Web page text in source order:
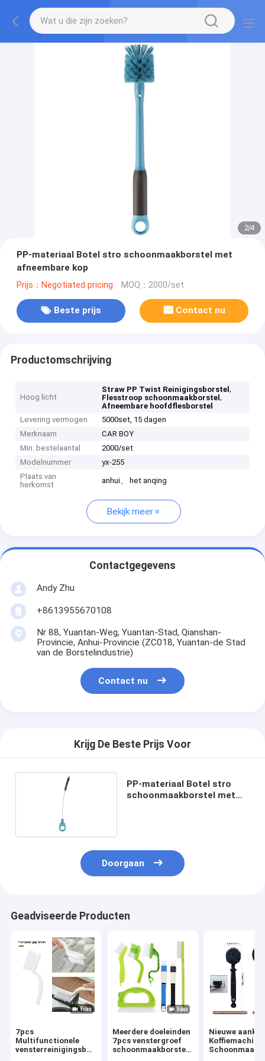
2/4
PP-materiaal Botel stro schoonmaakborstel met
afneembare kop
Prijs：Negotiated pricing MOQ：2000/set
Beste prijs Contact nu
Productomschrijving
Hoog licht
Straw PP Twist Reinigingsborstel,
Flesstroop schoonmaakborstel,
Afneembare hoofdflesborstel
Levering vermogen
5000set, 15 dagen
Merknaam
CAR BOY
Min. bestelaantal
2000/set
Modelnummer
yx-255
Plaats van
herkomst
anhui、 het anqing
Bekijk meer
Contactgegevens
Andy Zhu
+8613955670108
Nr 88, Yuantan-Weg, Yuantan-Stad, Qianshan-
Provincie, Anhui-Provincie (ZC018, Yuantan-de Stad
van de Borstelindustrie)
Contact nu
Krijg De Beste Prijs Voor
PP-materiaal Botel stro
schoonmaakborstel met
Doorgaan
Geadviseerde Producten
7pcs
Multifunctionele
vensterreinigingsborstel
Meerdere doeleinden
7pcs venstergroef
schoonmaakborstel
Nieuwe
Koffiemachine